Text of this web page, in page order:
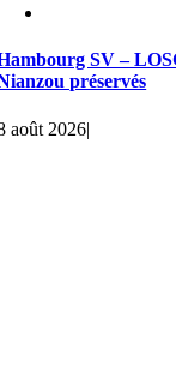
SV –
préservés
août 2026|